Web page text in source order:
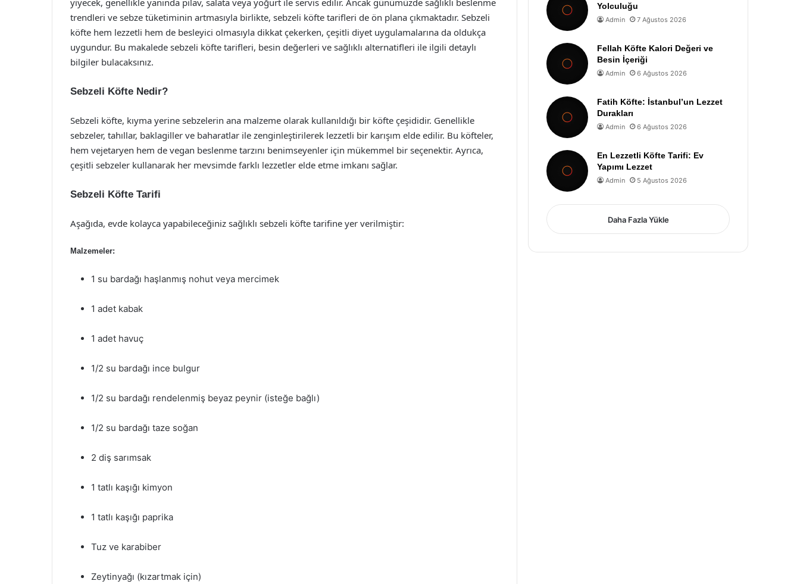
yiyecek, genellikle yanında pilav, salata veya yoğurt ile servis edilir. Ancak günümüzde sağlıklı beslenme
trendleri ve sebze tüketiminin artmasıyla birlikte, sebzeli köfte tarifleri de ön plana çıkmaktadır. Sebzeli
köfte hem lezzetli hem de besleyici olmasıyla dikkat çekerken, çeşitli diyet uygulamalarına da oldukça
uygundur. Bu makalede sebzeli köfte tarifleri, besin değerleri ve sağlıklı alternatifleri ile ilgili detaylı
bilgiler bulacaksınız.
Sebzeli Köfte Nedir?
Sebzeli köfte, kıyma yerine sebzelerin ana malzeme olarak kullanıldığı bir köfte çeşididir. Genellikle
sebzeler, tahıllar, baklagiller ve baharatlar ile zenginleştirilerek lezzetli bir karışım elde edilir. Bu köfteler,
hem vejetaryen hem de vegan beslenme tarzını benimseyenler için mükemmel bir seçenektir. Ayrıca,
çeşitli sebzeler kullanarak her mevsimde farklı lezzetler elde etme imkanı sağlar.
Sebzeli Köfte Tarifi
Aşağıda, evde kolayca yapabileceğiniz sağlıklı sebzeli köfte tarifine yer verilmiştir:
Malzemeler:
1 su bardağı haşlanmış nohut veya mercimek
1 adet kabak
1 adet havuç
1/2 su bardağı ince bulgur
1/2 su bardağı rendelenmiş beyaz peynir (isteğe bağlı)
1/2 su bardağı taze soğan
2 diş sarımsak
1 tatlı kaşığı kimyon
1 tatlı kaşığı paprika
Tuz ve karabiber
Zeytinyağı (kızartmak için)
Yolculuğu
Admin 7 Ağustos 2026
Fellah Köfte Kalori Değeri ve
Besin İçeriği
Admin 6 Ağustos 2026
Fatih Köfte: İstanbul’un Lezzet
Durakları
Admin 6 Ağustos 2026
En Lezzetli Köfte Tarifi: Ev
Yapımı Lezzet
Admin 5 Ağustos 2026
Daha Fazla Yükle